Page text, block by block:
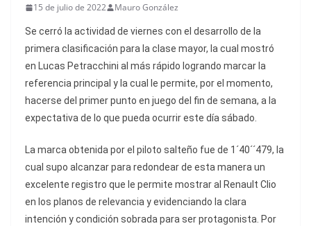
15 de julio de 2022 Mauro González
Se cerró la actividad de viernes con el desarrollo de la
primera clasificación para la clase mayor, la cual mostró
en Lucas Petracchini al más rápido logrando marcar la
referencia principal y la cual le permite, por el momento,
hacerse del primer punto en juego del fin de semana, a la
expectativa de lo que pueda ocurrir este día sábado.
La marca obtenida por el piloto salteño fue de 1´40´´479, la
cual supo alcanzar para redondear de esta manera un
excelente registro que le permite mostrar al Renault Clio
en los planos de relevancia y evidenciando la clara
intención y condición sobrada para ser protagonista. Por